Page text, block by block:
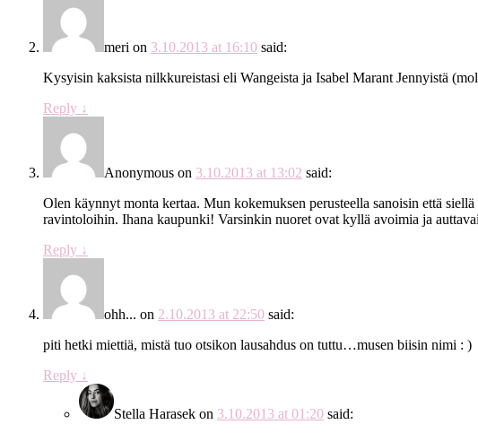
meri on 3.10.2013 at 16:10 said:
Kysyisin kaksista nilkkureistasi eli Wangeista ja Isabel Marant Jennyistä
Reply ↓
Anonymous on 3.10.2013 at 13:02 said:
Olen käynnyt monta kertaa. Mun kokemuksen perusteella sanoisin että
ravintoloihin. Ihana kaupunki! Varsinkin nuoret ovat kyllä avoimia ja
Reply ↓
ohh... on 2.10.2013 at 22:50 said:
piti hetki miettiä, mistä tuo otsikon lausahdus on tuttu…musen biisin nimi : )
Reply ↓
Stella Harasek on 3.10.2013 at 01:20 said: